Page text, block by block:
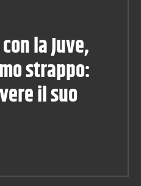
la Juve,
strappo:
il suo